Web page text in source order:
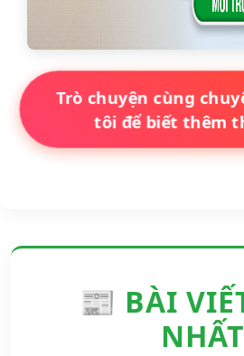
Trò chuyện cùng
tôi để biết thêm
📰 BÀI
NHẤT